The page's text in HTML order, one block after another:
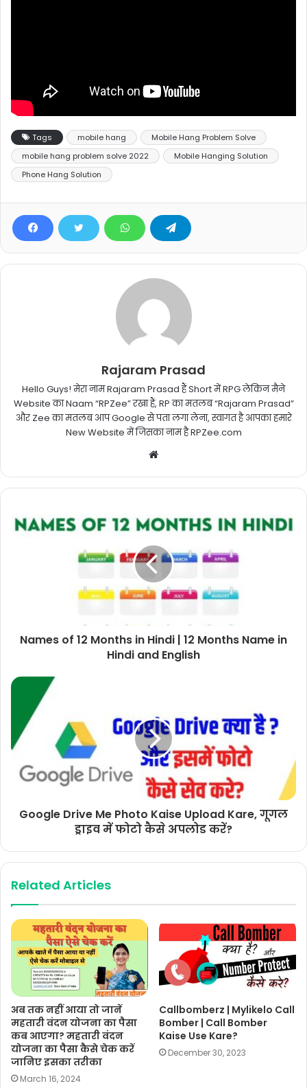
Tags mobile hang
Mobile Hang Problem Solve
mobile hang problem solve 2022
Mobile Hanging Solution
Phone Hang Solution
Rajaram Prasad
Hello Guys! मेरा नाम Rajaram Prasad हैं Short में RPG लेकिन मैने
Website का Naam “RPZee” रखा हैं, RP का मतलब “Rajaram Prasad”
और Zee का मतलब आप Google से पता लगा लेना, स्वागत है आपका हमारे
New Website में जिसका नाम है RPZee.com
Website
Names of 12 Months in Hindi | 12 Months Name in
Hindi and English
Google Drive Me Photo Kaise Upload Kare, गूगल
ड्राइव में फोटो कैसे अपलोड करें?
Related Articles
अब तक नहीं आया तो जानें
महतारी वंदन योजना का पैसा
कब आएगा? महतारी वंदन
योजना का पैसा कैसे चेक करें
जानिए इसका तरीका
March 16, 2024
Callbomberz | Mylikelo Call
Bomber | Call Bomber
Kaise Use Kare?
December 30, 2023